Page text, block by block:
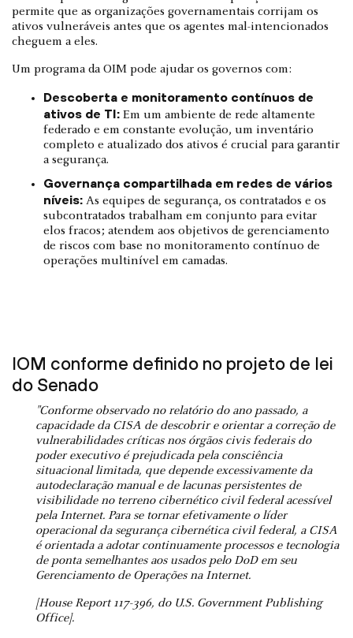
permite que as organizações governamentais corrijam os
ativos vulneráveis antes que os agentes mal-intencionados
cheguem a eles.
Um programa da OIM pode ajudar os governos com:
Descoberta e monitoramento contínuos de
ativos de TI: Em um ambiente de rede altamente
federado e em constante evolução, um inventário
completo e atualizado dos ativos é crucial para garantir
a segurança.
Governança compartilhada em redes de vários
níveis: As equipes de segurança, os contratados e os
subcontratados trabalham em conjunto para evitar
elos fracos; atendem aos objetivos de gerenciamento
de riscos com base no monitoramento contínuo de
operações multinível em camadas.
IOM conforme definido no projeto de lei
do Senado
"Conforme observado no relatório do ano passado, a
capacidade da CISA de descobrir e orientar a correção de
vulnerabilidades críticas nos órgãos civis federais do
poder executivo é prejudicada pela consciência
situacional limitada, que depende excessivamente da
autodeclaração manual e de lacunas persistentes de
visibilidade no terreno cibernético civil federal acessível
pela Internet. Para se tornar efetivamente o líder
operacional da segurança cibernética civil federal, a CISA
é orientada a adotar continuamente processos e tecnologia
de ponta semelhantes aos usados pelo DoD em seu
Gerenciamento de Operações na Internet.
[House Report 117-396, do U.S. Government Publishing
Office].